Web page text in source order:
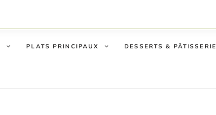
PLATS PRINCIPAUX DESSERTS & PÂTISSERIE